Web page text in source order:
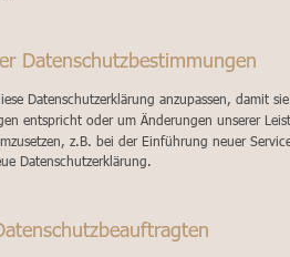
Datenschutzbestimmungen
Datenschutzerklärung anzupassen, damit
entspricht oder um Änderungen unserer
z.B. bei der Einführung neuer
Datenschutzerklärung.